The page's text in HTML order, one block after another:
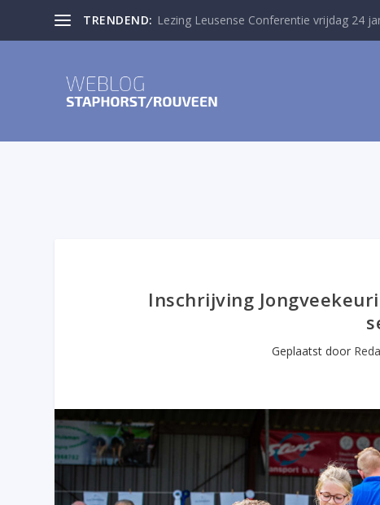
TRENDEND: Lezing Leusense Conferentie vrijdag 24
Inschrijving
Geplaatst door